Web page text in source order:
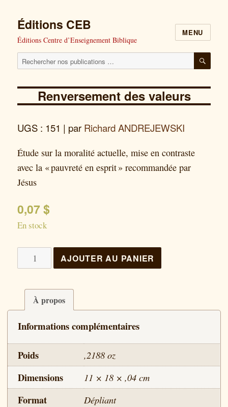
Éditions CEB
Éditions Centre d’Enseignement Biblique
MENU
Cherchez
publications
pour Renversement des valeurs
UGS : 151 | par Richard ANDREJEWSKI
Étude sur la moralité actuelle, mise en contraste
avec la « pauvreté en esprit » recommandée par
Jésus
0,07$
En stock
quantité
de
valeurs
AJOUTER AU PANIER
À propos
Informations complémentaires
Poids ,2188 oz
Dimensions 11 × 18 × ,04 cm
Format Dépliant